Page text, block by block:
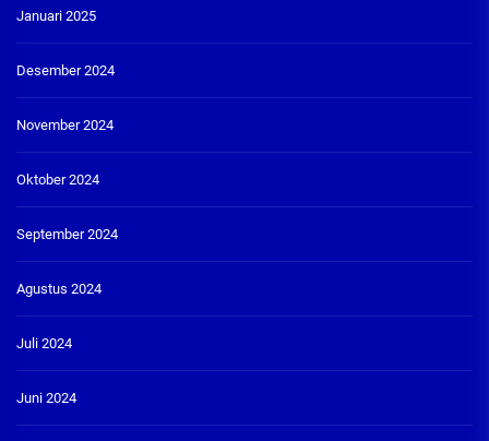
Januari 2025
Desember 2024
November 2024
Oktober 2024
September 2024
Agustus 2024
Juli 2024
Juni 2024